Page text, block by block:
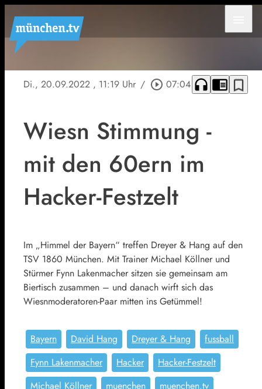
Di., 20.09.2022 , 11:19 Uhr / play_circle_outline 07:04 headphones chrome_reader_mode bookmark_border
Wiesn Stimmung -
mit den 60ern im
Hacker-Festzelt
Im „Himmel der Bayern“ treffen Dreyer & Hang auf den
TSV 1860 München. Mit Trainer Michael Köllner und
Stürmer Fynn Lakenmacher sitzen sie gemeinsam am
Biertisch zusammen – und danach wirft sich das
Wiesnmoderatoren-Paar mitten ins Getümmel!
Bayern David Hang Dreyer & Hang
fussball
Fynn Lakenmacher
Hacker
Hacker-Festzelt
Michael Köllner
muenchen
muenchen.tv